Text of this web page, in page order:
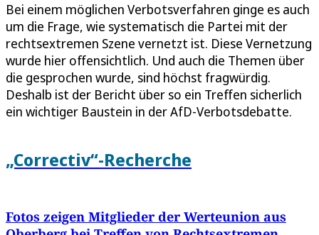
Bei einem möglichen Verbotsverfahren ginge es auch
um die Frage, wie systematisch die Partei mit der
rechtsextremen Szene vernetzt ist. Diese Vernetzung
wurde hier offensichtlich. Und auch die Themen über
die gesprochen wurde, sind höchst fragwürdig.
Deshalb ist der Bericht über so ein Treffen sicherlich
ein wichtiger Baustein in der AfD-Verbotsdebatte.
„Correctiv“-Recherche
Fotos zeigen Mitglieder der Werteunion aus